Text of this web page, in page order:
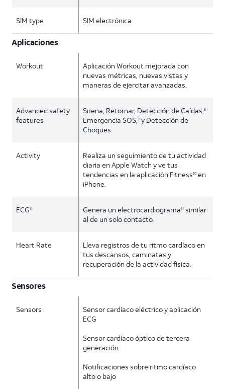
SIM type SIM electrónica
Aplicaciones
Workout
Aplicación Workout mejorada con
nuevas métricas, nuevas vistas y
maneras de ejercitar avanzadas.
Advanced safety
features
Sirena, Retornar, Detección de Caídas,8
Emergencia SOS,9 y Detección de
Choques.
Activity
Realiza un seguimiento de tu actividad
diaria en Apple Watch y ve tus
tendencias en la aplicación Fitness10 en
iPhone.
ECG11 Genera un electrocardiograma11 similar
al de un solo contacto.
Heart Rate
Lleva registros de tu ritmo cardíaco en
tus descansos, caminatas y
recuperación de la actividad física.
Sensores
Sensors
Sensor cardíaco eléctrico y aplicación
ECG
Sensor cardíaco óptico de tercera
generación
Notificaciones sobre ritmo cardíaco
alto o bajo